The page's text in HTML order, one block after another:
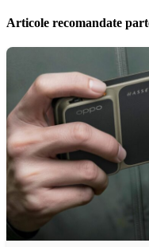
Articole recomandate